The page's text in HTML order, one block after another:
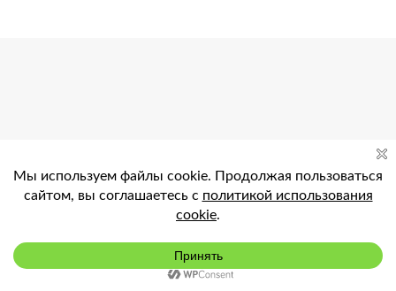
Интерактивная приставка
Подключить